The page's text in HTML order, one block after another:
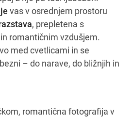
Navodila za pot
vas v osrednjem prostoru
, prepletena s
romantičnim vzdušjem.
med cvetlicami in se
– do narave, do bližnjih in
romantična fotografija v